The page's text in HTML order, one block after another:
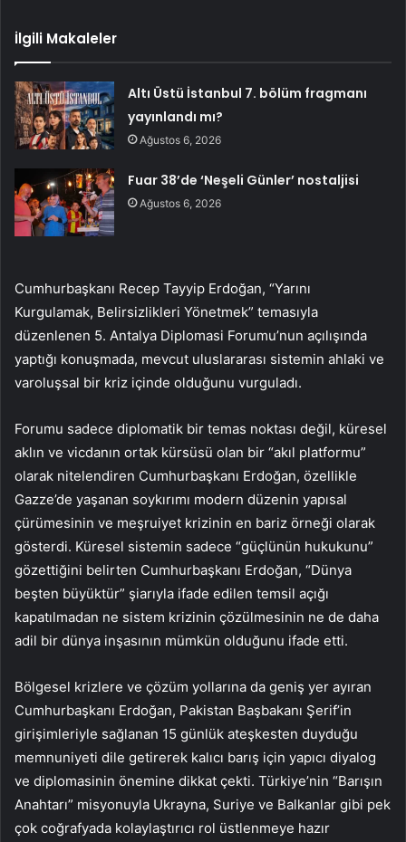
İlgili Makaleler
Altı Üstü İstanbul 7. bölüm fragmanı
yayınlandı mı?
Ağustos 6, 2026
Fuar 38’de ‘Neşeli Günler’ nostaljisi
Ağustos 6, 2026
Cumhurbaşkanı Recep Tayyip Erdoğan, “Yarını
Kurgulamak, Belirsizlikleri Yönetmek” temasıyla
düzenlenen 5. Antalya Diplomasi Forumu’nun açılışında
yaptığı konuşmada, mevcut uluslararası sistemin ahlaki ve
varoluşsal bir kriz içinde olduğunu vurguladı.
Forumu sadece diplomatik bir temas noktası değil, küresel
aklın ve vicdanın ortak kürsüsü olan bir “akıl platformu”
olarak nitelendiren Cumhurbaşkanı Erdoğan, özellikle
Gazze’de yaşanan soykırımı modern düzenin yapısal
çürümesinin ve meşruiyet krizinin en bariz örneği olarak
gösterdi. Küresel sistemin sadece “güçlünün hukukunu”
gözettiğini belirten Cumhurbaşkanı Erdoğan, “Dünya
beşten büyüktür” şiarıyla ifade edilen temsil açığı
kapatılmadan ne sistem krizinin çözülmesinin ne de daha
adil bir dünya inşasının mümkün olduğunu ifade etti.
Bölgesel krizlere ve çözüm yollarına da geniş yer ayıran
Cumhurbaşkanı Erdoğan, Pakistan Başbakanı Şerif’in
girişimleriyle sağlanan 15 günlük ateşkesten duyduğu
memnuniyeti dile getirerek kalıcı barış için yapıcı diyalog
ve diplomasinin önemine dikkat çekti. Türkiye’nin “Barışın
Anahtarı” misyonuyla Ukrayna, Suriye ve Balkanlar gibi pek
çok coğrafyada kolaylaştırıcı rol üstlenmeye hazır